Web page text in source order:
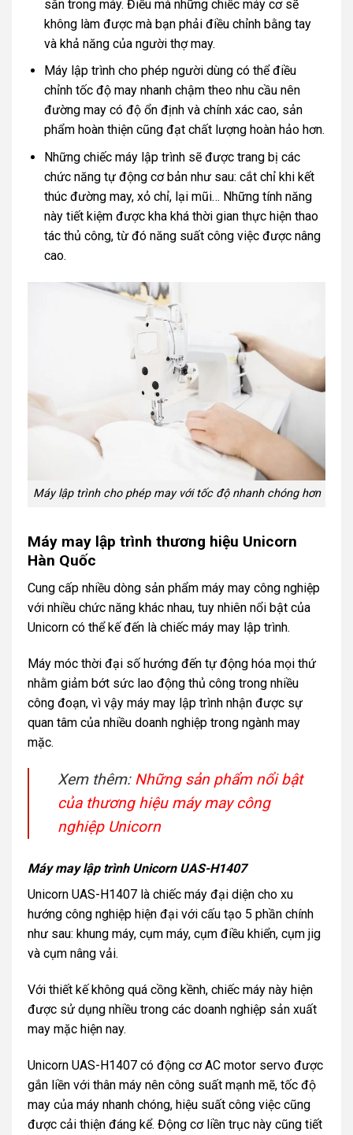
sẵn trong máy. Điều mà những chiếc máy cơ sẽ
không làm được mà bạn phải điều chỉnh bằng tay
và khả năng của người thợ may.
Máy lập trình cho phép người dùng có thể điều
chỉnh tốc độ may nhanh chậm theo nhu cầu nên
đường may có độ ổn định và chính xác cao, sản
phẩm hoàn thiện cũng đạt chất lượng hoàn hảo hơn.
Những chiếc máy lập trình sẽ được trang bị các
chức năng tự động cơ bản như sau: cắt chỉ khi kết
thúc đường may, xỏ chỉ, lại mũi… Những tính năng
này tiết kiệm được kha khá thời gian thực hiện thao
tác thủ công, từ đó năng suất công việc được nâng
cao.
Máy lập trình cho phép may với tốc độ nhanh chóng hơn
Máy may lập trình thương hiệu Unicorn
Hàn Quốc
Cung cấp nhiều dòng sản phẩm máy may công nghiệp
với nhiều chức năng khác nhau, tuy nhiên nổi bật của
Unicorn có thể kế đến là chiếc máy may lập trình.
Máy móc thời đại số hướng đến tự động hóa mọi thứ
nhằm giảm bớt sức lao động thủ công trong nhiều
công đoạn, vì vậy máy may lập trình nhận được sự
quan tâm của nhiều doanh nghiệp trong ngành may
mặc.
Xem thêm: Những sản phẩm nổi bật
của thương hiệu máy may công
nghiệp Unicorn
Máy may lập trình Unicorn UAS-H1407
Unicorn UAS-H1407 là chiếc máy đại diện cho xu
hướng công nghiệp hiện đại với cấu tạo 5 phần chính
như sau: khung máy, cụm máy, cụm điều khiển, cụm jig
và cụm nâng vải.
Với thiết kế không quá cồng kềnh, chiếc máy này hiện
được sử dụng nhiều trong các doanh nghiệp sản xuất
may mặc hiện nay.
Unicorn UAS-H1407 có động cơ AC motor servo được
gắn liền với thân máy nên công suất mạnh mẽ, tốc độ
may của máy nhanh chóng, hiệu suất công việc cũng
được cải thiện đáng kể. Động cơ liền trục này cũng tiết